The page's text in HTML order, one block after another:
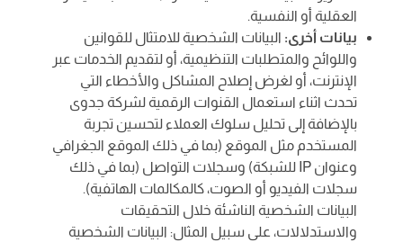
العقلية أو النفسية.
بيانات أخرى: البيانات الشخصية للامتثال للقوانين
واللوائح والمتطلبات التنظيمية، أو لتقديم الخدمات عبر
الإنترنت، أو لغرض إصلاح المشاكل والأخطاء التي
تحدث اثناء استعمال القنوات الرقمية لشركة جدوى
بالإضافة إلى تحليل سلوك العملاء لتحسين تجربة
المستخدم مثل الموقع (بما في ذلك الموقع الجغرافي
وعنوان IP للشبكة) وسجلات التواصل (بما في ذلك
سجلات الفيديو أو الصوت، كالمكالمات الهاتفية).
البيانات الشخصية الناشئة خلال التحقيقات
والاستدلالات، على سبيل المثال: البيانات الشخصية